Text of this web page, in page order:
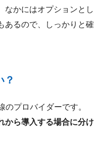
なかにはオプションとし
あるので、しっかりと確
？
プロバイダーです。
から導入する場合に分け